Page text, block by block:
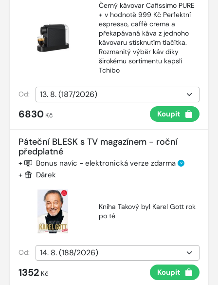
Černý kávovar Cafissimo PURE
+ v hodnotě 999 Kč Perfektní
espresso, caffè crema a
překapávaná káva z jednoho
kávovaru stisknutím tlačítka.
Rozmanitý výběr káv díky
širokému sortimentu kapslí
Tchibo
Od:
6830 Kč Koupit
Páteční BLESK s TV magazínem - roční
předplatné
+ Bonus navíc - elektronická verze zdarma ?
+ Dárek
Kniha Takový byl Karel Gott rok
po té
Od:
1352 Kč Koupit